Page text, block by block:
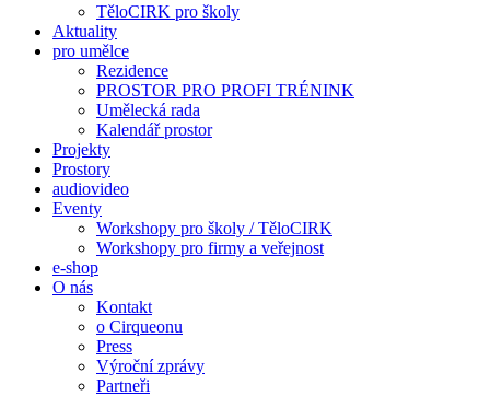
TěloCIRK pro školy
Aktuality
pro umělce
Rezidence
PROSTOR PRO PROFI TRÉNINK
Umělecká rada
Kalendář prostor
Projekty
Prostory
audiovideo
Eventy
Workshopy pro školy / TěloCIRK
Workshopy pro firmy a veřejnost
e-shop
O nás
Kontakt
o Cirqueonu
Press
Výroční zprávy
Partneři